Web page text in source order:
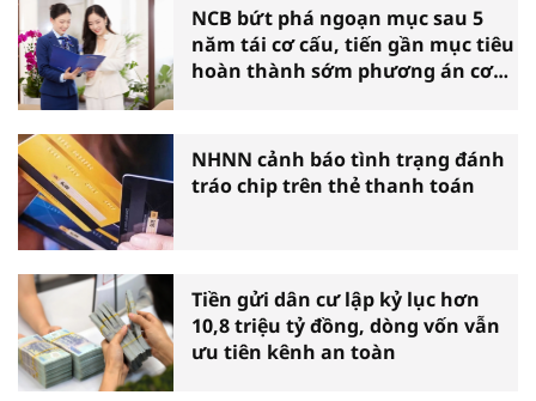
NCB bứt phá ngoạn mục sau 5
năm tái cơ cấu, tiến gần mục tiêu
hoàn thành sớm phương án cơ
NHNN cảnh báo tình trạng đánh
tráo chip trên thẻ thanh toán
Tiền gửi dân cư lập kỷ lục hơn
10,8 triệu tỷ đồng, dòng vốn vẫn
ưu tiên kênh an toàn